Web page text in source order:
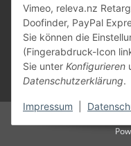
Vimeo, releva.nz
Doofinder, PayPal
Sie können die
(Fingerabdruck-Icon
Sie unter Konfigurieren
Datenschutzerklärung.
Impressum
* Alle Preise inkl. gesetzlicher